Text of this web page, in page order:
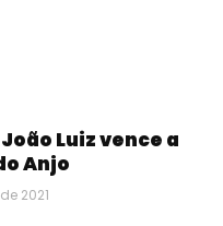
João Luiz vence a
Anjo
2021